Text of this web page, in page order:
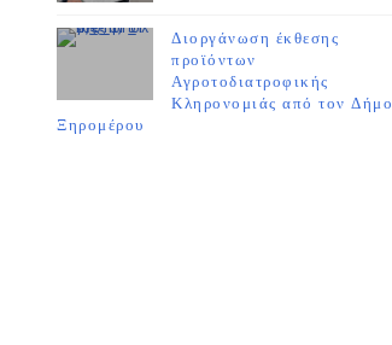
Διοργάνωση έκθεσης
προϊόντων
Αγροτοδιατροφικής
Κληρονομιάς από τον Δήμο
Ξηρομέρου